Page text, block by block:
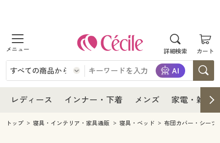
詳細検索 カート
商品を探す
レディース
レディースファッション
インナー・下着
インナー・下着通販すべて
メンズ
レディース インナー・下着 メンズ 家電・雑貨
レディース
レディース通販すべて
レディースファッション
インナー・下着
インナー・下着通販すべて
メンズ
トップ 寝具・インテリア・家具通販 寝具・ベッド 布団カバー・シーツ